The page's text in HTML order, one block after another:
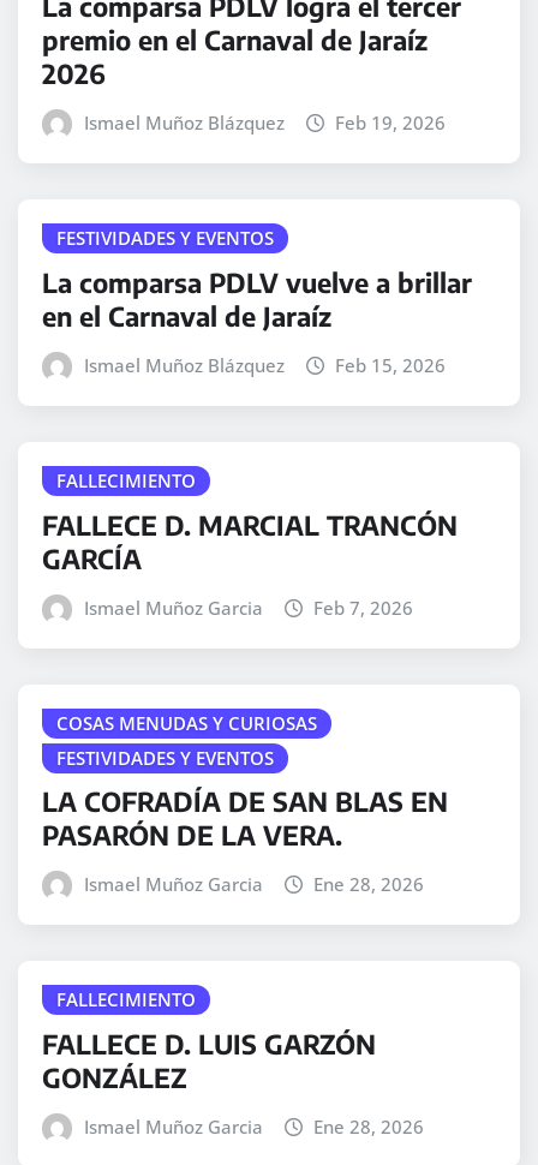
premio en el Carnaval de Jaraíz
2026
Ismael Muñoz Blázquez Feb 19, 2026
FESTIVIDADES Y EVENTOS
La comparsa PDLV vuelve a brillar
en el Carnaval de Jaraíz
Ismael Muñoz Blázquez Feb 15, 2026
FALLECIMIENTO
FALLECE D. MARCIAL TRANCÓN
GARCÍA
Ismael Muñoz Garcia Feb 7, 2026
COSAS MENUDAS Y CURIOSAS
FESTIVIDADES Y EVENTOS
LA COFRADÍA DE SAN BLAS EN
PASARÓN DE LA VERA.
Ismael Muñoz Garcia Ene 28, 2026
FALLECIMIENTO
FALLECE D. LUIS GARZÓN
GONZÁLEZ
Ismael Muñoz Garcia Ene 28, 2026